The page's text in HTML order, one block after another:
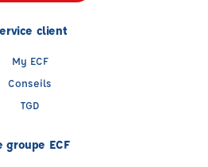
client
My ECF
Conseils
TGD
groupe ECF